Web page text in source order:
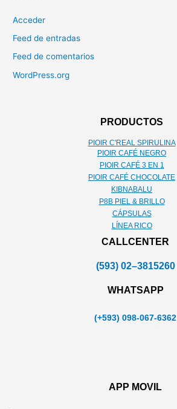
Acceder
Feed de entradas
Feed de comentarios
WordPress.org
PRODUCTOS
PIOIR C'REAL SPIRULINA
PIOIR CAFÉ NEGRO
PIOIR CAFÉ 3 EN 1
PIOIR CAFÉ CHOCOLATE
KIBNABALU
P8B PIEL & BRILLO
CÁPSULAS
LÍNEA RICO
CALLCENTER
(593) 02–3815260
WHATSAPP
(+593) 098-067-6362
APP MOVIL